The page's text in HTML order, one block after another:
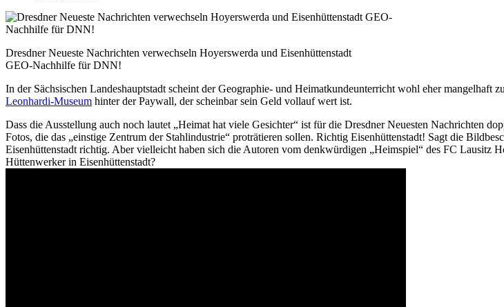
Dresdner Neueste Nachrichten verwechseln Hoyerswerda und Eisenhüttenstadt
GEO-Nachhilfe für DNN!
In der Sächsischen Landeshauptstadt scheint der Geographie- und Heimatkundeunterricht wohl eher mangelhaft
Leonhardi-Museum hinter der Paywall, der scheinbar sein Geld vollauf wert ist.
Dass die Ausstellung auch noch lautet „Heimat hat viele Gesichter“ ist für die Dresdner Neuesten Nachrichten
Fotos, die das „einstige Zentrum der Stahlindustrie“ proträtieren sollen. Richtig Eisenhüttenstadt! Sagt die
Eisenhüttenstadt richtig. Aber vielleicht haben sich die Autoren vom denkwürdigen „Heimspiel“ des FC Lausitz
Hüttenwerker in Eisenhüttenstadt?